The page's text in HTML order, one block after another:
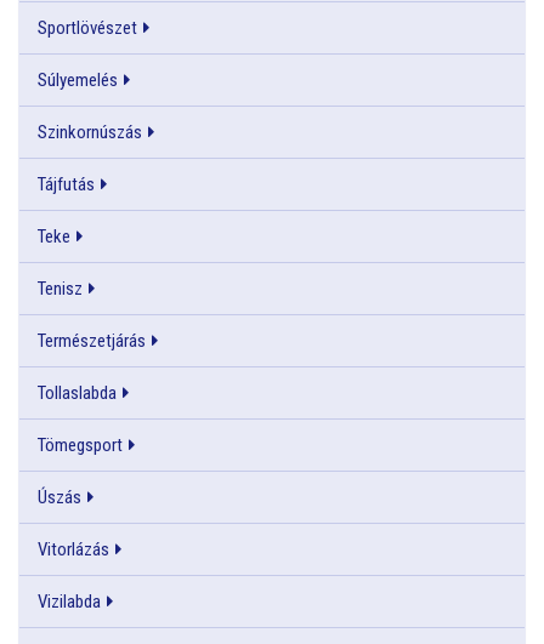
Sportlövészet
Súlyemelés
Szinkornúszás
Tájfutás
Teke
Tenisz
Természetjárás
Tollaslabda
Tömegsport
Úszás
Vitorlázás
Vizilabda